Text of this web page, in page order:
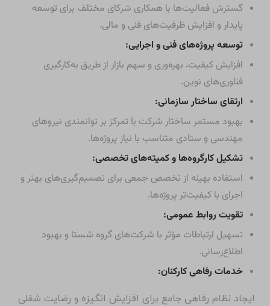
گسترش فعالیت‌ها با همکاری شرکای مختلف برای توسعه
پایدار و افزایش ظرفیت‌های فنی و مالی.
توسعه پروژه‌های فنی و اجرایی:
افزایش کیفیت، بهره‌وری و سهم بازار از طریق به‌کارگیری
فناوری‌های نوین.
ارتقای ساختار سازمانی:
بهبود مستمر ساختار شرکت با تمرکز بر توانمندی نیروهای
مهندسی و ستادی متناسب با نیاز پروژه‌ها.
تشکیل کارگروه‌ها و کمیته‌های تخصصی:
استفاده بهینه از تخصص جمعی برای تصمیم‌گیری‌های بهتر و
اجرای با کیفیت‌تر پروژه‌ها.
تقویت روابط عمومی:
تسهیل ارتباطات مؤثر با شرکت‌های گروه شستا و بهبود
اطلاع‌رسانی.
خدمات رفاهی کارکنان:
ایجاد نظام رفاهی جامع برای افزایش انگیزه و رضایت شغلی